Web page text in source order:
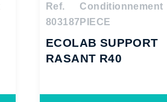
Ref.
803187
Conditionnement
PIECE
ECOLAB SUPPORT
RASANT R40